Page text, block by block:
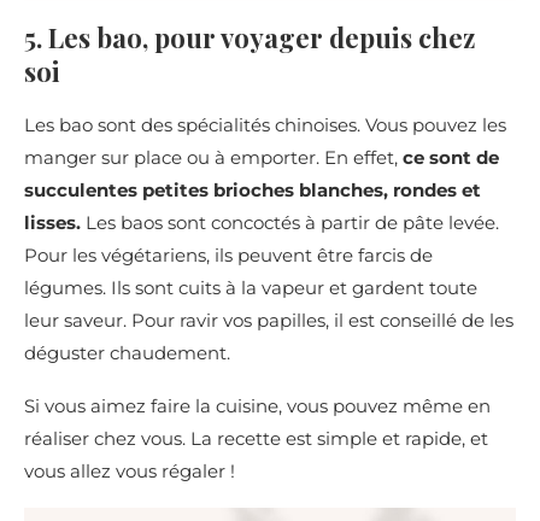
5. Les bao, pour voyager depuis chez
soi
Les bao sont des spécialités chinoises. Vous pouvez les
manger sur place ou à emporter. En effet, ce sont de
succulentes petites brioches blanches, rondes et
lisses. Les baos sont concoctés à partir de pâte levée.
Pour les végétariens, ils peuvent être farcis de
légumes. Ils sont cuits à la vapeur et gardent toute
leur saveur. Pour ravir vos papilles, il est conseillé de les
déguster chaudement.
Si vous aimez faire la cuisine, vous pouvez même en
réaliser chez vous. La recette est simple et rapide, et
vous allez vous régaler !